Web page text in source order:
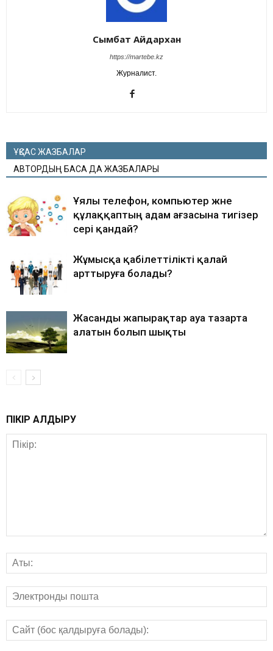
Сымбат Айдархан
https://martebe.kz
Журналист.
ҰҚСАС ЖАЗБАЛАР
АВТОРДЫҢ БАСҚА ДА ЖАЗБАЛАРЫ
Ұялы телефон, компьютер және
құлаққаптың адам ағзасына тигізер
әсері қандай?
Жұмысқа қабілеттілікті қалай
арттыруға болады?
Жасанды жапырақтар ауа тазарта
алатын болып шықты
ПІКІР ҚАЛДЫРУ